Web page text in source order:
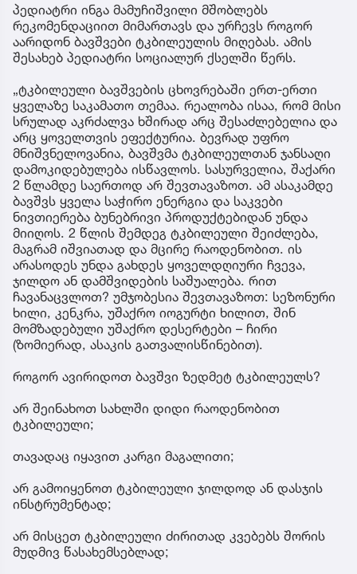
პედიატრი ინგა მამუჩიშვილი მშობლებს
რეკომენდაციით მიმართავს და ურჩევს როგორ
აარიდონ ბავშვები ტკბილეულის მიღებას. ამის
შესახებ პედიატრი სოციალურ ქსელში წერს.
„ტკბილეული ბავშვების ცხოვრებაში ერთ-ერთი
ყველაზე საკამათო თემაა. რეალობა ისაა, რომ მისი
სრულად აკრძალვა ხშირად არც შესაძლებელია და
არც ყოველთვის ეფექტურია. ბევრად უფრო
მნიშვნელოვანია, ბავშვმა ტკბილეულთან ჯანსაღი
დამოკიდებულება ისწავლოს. სასურველია, შაქარი
2 წლამდე საერთოდ არ შევთავაზოთ. ამ ასაკამდე
ბავშვს ყველა საჭირო ენერგია და საკვები
ნივთიერება ბუნებრივი პროდუქტებიდან უნდა
მიიღოს. 2 წლის შემდეგ ტკბილეული შეიძლება,
მაგრამ იშვიათად და მცირე რაოდენობით. ის
არასოდეს უნდა გახდეს ყოველდღიური ჩვევა,
ჯილდო ან დამშვიდების საშუალება. რით
ჩავანაცვლოთ? უმჯობესია შევთავაზოთ: სეზონური
ხილი, კენკრა, უშაქრო იოგურტი ხილით, შინ
მომზადებული უშაქრო დესერტები – ჩირი
(ზომიერად, ასაკის გათვალისწინებით).
როგორ ავირიდოთ ბავშვი ზედმეტ ტკბილეულს?
არ შეინახოთ სახლში დიდი რაოდენობით
ტკბილეული;
თავადაც იყავით კარგი მაგალითი;
არ გამოიყენოთ ტკბილეული ჯილდოდ ან დასჯის
ინსტრუმენტად;
არ მისცეთ ტკბილეული ძირითად კვებებს შორის
მუდმივ წასახემსებლად;